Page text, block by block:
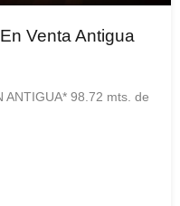
Venta Antigua
ANTIGUA* 98.72 mts. de